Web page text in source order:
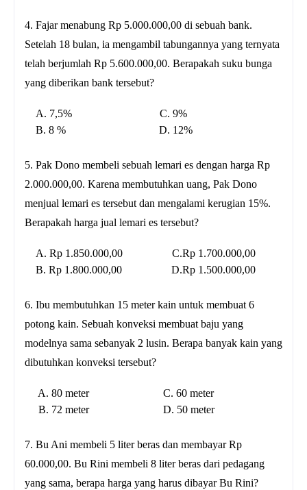
4. Fajar menabung Rp 5.000.000,00 di sebuah bank.
Setelah 18 bulan, ia mengambil tabungannya yang ternyata
telah berjumlah Rp 5.600.000,00. Berapakah suku bunga
yang diberikan bank tersebut?
A. 7,5% C. 9%
B. 8 % D. 12%
5. Pak Dono membeli sebuah lemari es dengan harga Rp
2.000.000,00. Karena membutuhkan uang, Pak Dono
menjual lemari es tersebut dan mengalami kerugian 15%.
Berapakah harga jual lemari es tersebut?
A. Rp 1.850.000,00 C.Rp 1.700.000,00
B. Rp 1.800.000,00 D.Rp 1.500.000,00
6. Ibu membutuhkan 15 meter kain untuk membuat 6
potong kain. Sebuah konveksi membuat baju yang
modelnya sama sebanyak 2 lusin. Berapa banyak kain yang
dibutuhkan konveksi tersebut?
A. 80 meter C. 60 meter
B. 72 meter D. 50 meter
7. Bu Ani membeli 5 liter beras dan membayar Rp
60.000,00. Bu Rini membeli 8 liter beras dari pedagang
yang sama, berapa harga yang harus dibayar Bu Rini?